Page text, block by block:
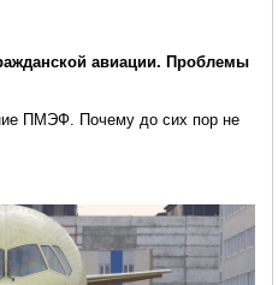
авиации. Проблемы
ПМЭФ. Почему до сих пор не